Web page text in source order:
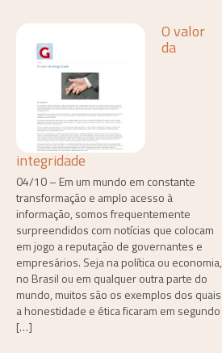
O valor
da
integridade
04/10 – Em um mundo em constante
transformação e amplo acesso à
informação, somos frequentemente
surpreendidos com notícias que colocam
em jogo a reputação de governantes e
empresários. Seja na política ou economia,
no Brasil ou em qualquer outra parte do
mundo, muitos são os exemplos dos quais
a honestidade e ética ficaram em segundo
[…]